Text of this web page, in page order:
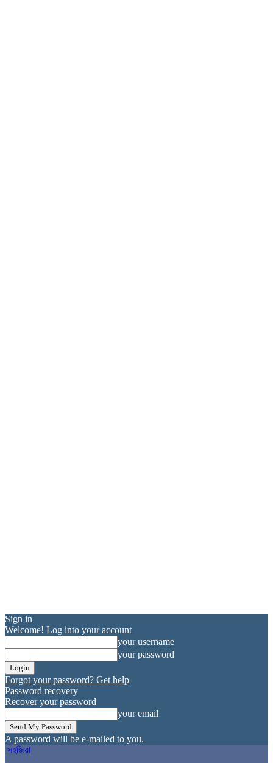
Sign in
Welcome! Log into your account
your username
your password
Forgot your password? Get help
Password recovery
Recover your password
your email
A password will be e-mailed to you.
সহজিয়া